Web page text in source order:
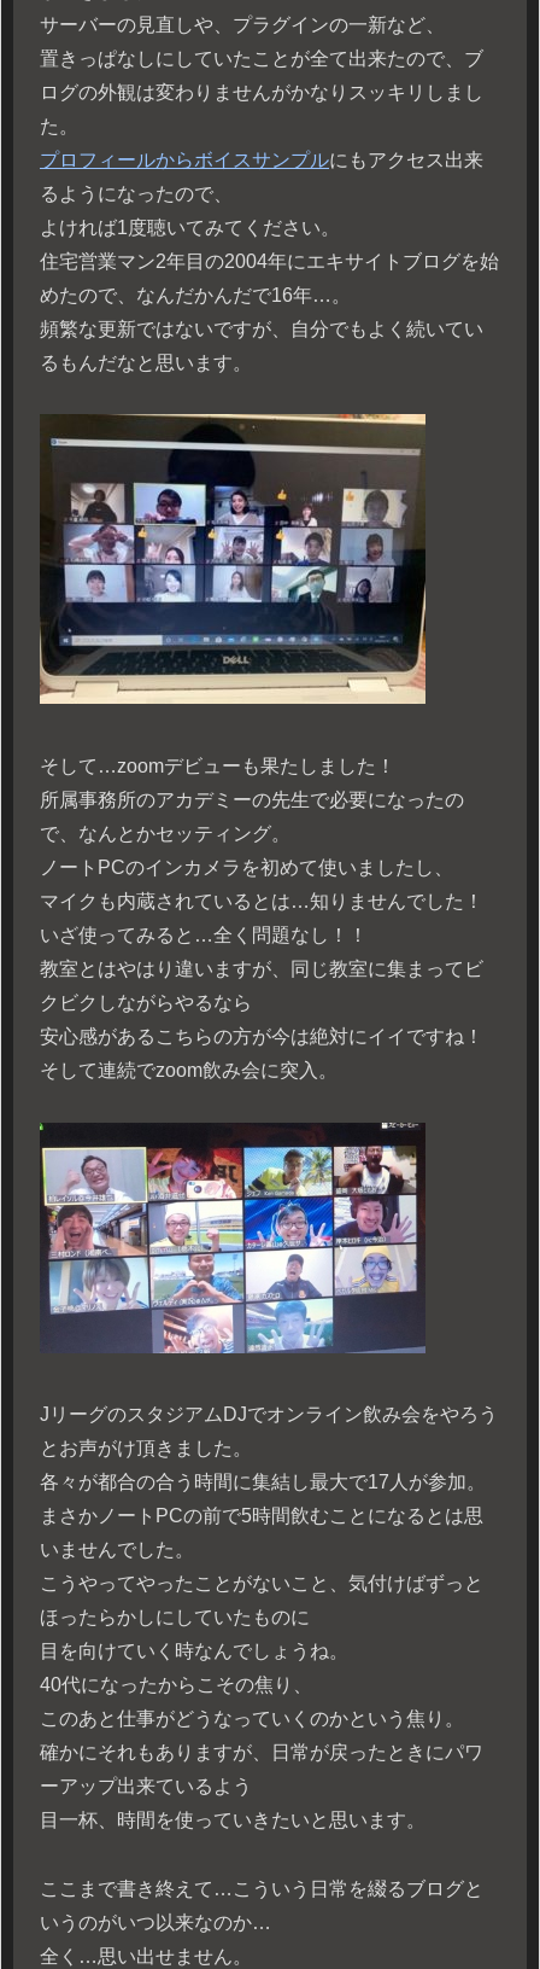
サーバーの見直しや、プラグインの一新など、
置きっぱなしにしていたことが全て出来たので、ブ
ログの外観は変わりませんがかなりスッキリしまし
た。
プロフィールからボイスサンプルにもアクセス出来
るようになったので、
よければ1度聴いてみてください。
住宅営業マン2年目の2004年にエキサイトブログを始
めたので、なんだかんだで16年…。
頻繁な更新ではないですが、自分でもよく続いてい
るもんだなと思います。
そして…zoomデビューも果たしました！
所属事務所のアカデミーの先生で必要になったの
で、なんとかセッティング。
ノートPCのインカメラを初めて使いましたし、
マイクも内蔵されているとは…知りませんでした！
いざ使ってみると…全く問題なし！！
教室とはやはり違いますが、同じ教室に集まってビ
クビクしながらやるなら
安心感があるこちらの方が今は絶対にイイですね！
そして連続でzoom飲み会に突入。
JリーグのスタジアムDJでオンライン飲み会をやろう
とお声がけ頂きました。
各々が都合の合う時間に集結し最大で17人が参加。
まさかノートPCの前で5時間飲むことになるとは思
いませんでした。
こうやってやったことがないこと、気付けばずっと
ほったらかしにしていたものに
目を向けていく時なんでしょうね。
40代になったからこその焦り、
このあと仕事がどうなっていくのかという焦り。
確かにそれもありますが、日常が戻ったときにパワ
ーアップ出来ているよう
目一杯、時間を使っていきたいと思います。
ここまで書き終えて…こういう日常を綴るブログと
いうのがいつ以来なのか…
全く…思い出せません。